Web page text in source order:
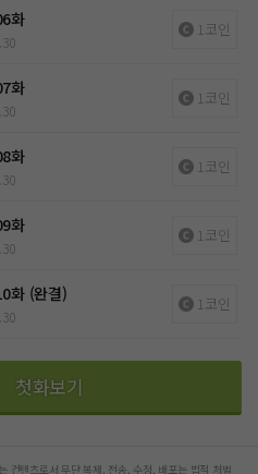
화 1코인
화 1코인
화 1코인
화 1코인
화 (완결) 1코인
첫화보기
컨텐츠로서 무단 복제, 전송, 수정, 배포는 법적 처벌